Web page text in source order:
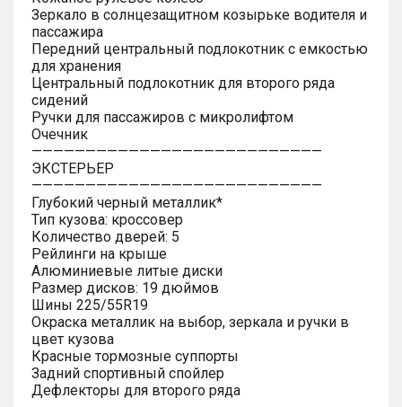
Зеркало в солнцезащитном козырьке водителя и
пассажира
Передний центральный подлокотник с емкостью
для хранения
Центральный подлокотник для второго ряда
сидений
Ручки для пассажиров с микролифтом
Очечник
———————————————————————————
ЭКСТЕРЬЕР
———————————————————————————
Глубокий черный металлик*
Тип кузова: кроссовер
Количество дверей: 5
Рейлинги на крыше
Алюминиевые литые диски
Размер дисков: 19 дюймов
Шины 225/55R19
Окраска металлик на выбор, зеркала и ручки в
цвет кузова
Красные тормозные суппорты
Задний спортивный спойлер
Дефлекторы для второго ряда